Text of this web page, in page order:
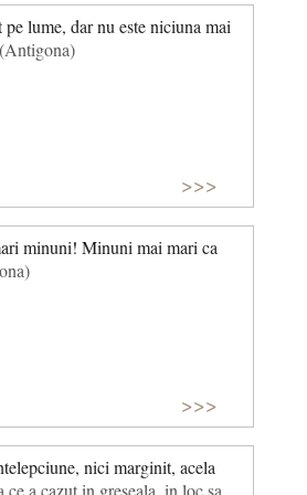
lume, dar nu este niciuna mai
>>>
minuni! Minuni mai mari ca
>>>
nici marginit, acela
ce a cazut in greseala, in loc sa